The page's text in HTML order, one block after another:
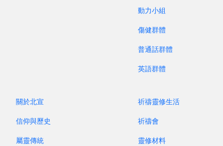
動力小組
傷健群體
普通話群體
英語群體
關於北宣
信仰與歷史
屬靈傳統
祈禱靈修生活
祈禱會
靈修材料